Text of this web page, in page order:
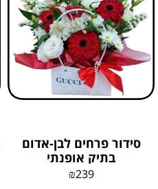
סידור פרחים לבן-אדום
בתיק אופנתי
₪239